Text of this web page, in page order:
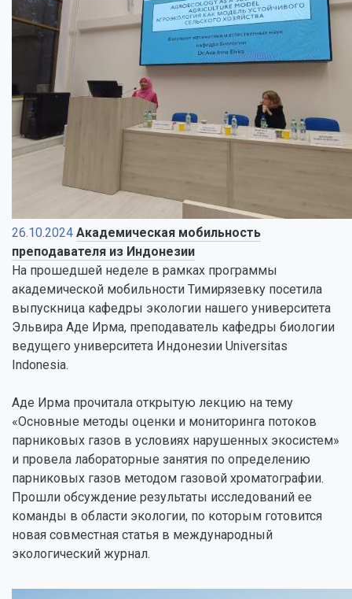
26.10.2024 Академическая мобильность
преподавателя из Индонезии
На прошедшей неделе в рамках программы
академической мобильности Тимирязевку посетила
выпускница кафедры экологии нашего университета
Эльвира Аде Ирма, преподаватель кафедры биологии
ведущего университета Индонезии Universitas
Indonesia.
Аде Ирма прочитала открытую лекцию на тему
«Основные методы оценки и мониторинга потоков
парниковых газов в условиях нарушенных экосистем»
и провела лабораторные занятия по определению
парниковых газов методом газовой хроматографии.
Прошли обсуждение результаты исследований ее
команды в области экологии, по которым готовится
новая совместная статья в международный
экологический журнал.